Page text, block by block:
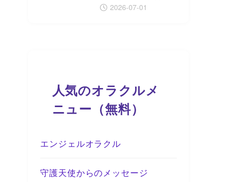
2026-07-01
人気のオラクルメ
ニュー（無料）
エンジェルオラクル
守護天使からのメッセージ